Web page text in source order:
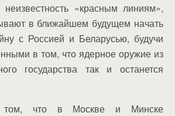
«красным линиям»,
в ближайшем будущем начать
с Россией и Беларусью, будучи
в том, что ядерное оружие из
государства так и останется
что в Москве и Минске